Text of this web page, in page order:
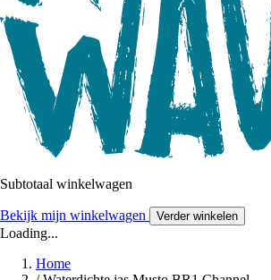
Subtotaal winkelwagen
Bekijk mijn winkelwagen Verder winkelen
Loading...
Home